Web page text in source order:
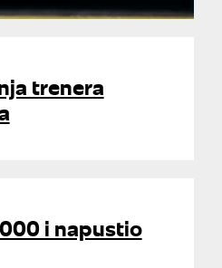
trenera
i napustio